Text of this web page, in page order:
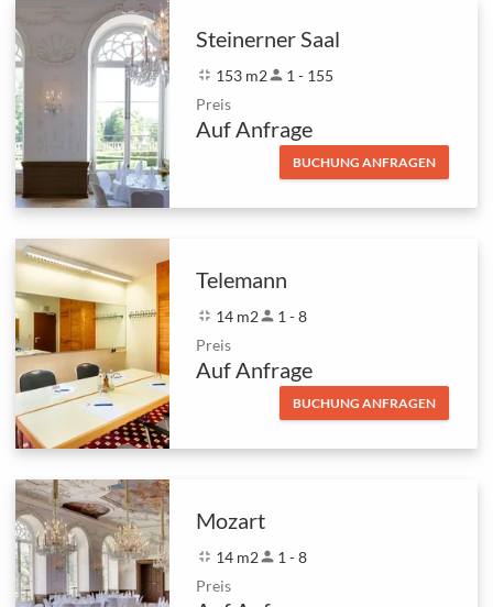
Steinerner Saal
fullscreen_exit 153 m2person 1 - 155
Preis
Auf Anfrage
BUCHUNG ANFRAGEN
Telemann
fullscreen_exit 14 m2person 1 - 8
Preis
Auf Anfrage
BUCHUNG ANFRAGEN
Mozart
fullscreen_exit 14 m2person 1 - 8
Preis